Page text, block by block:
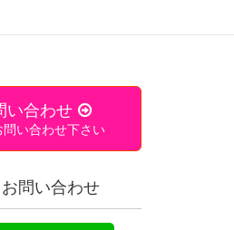
い合わせ
問い合わせ下さい
問い合わせ